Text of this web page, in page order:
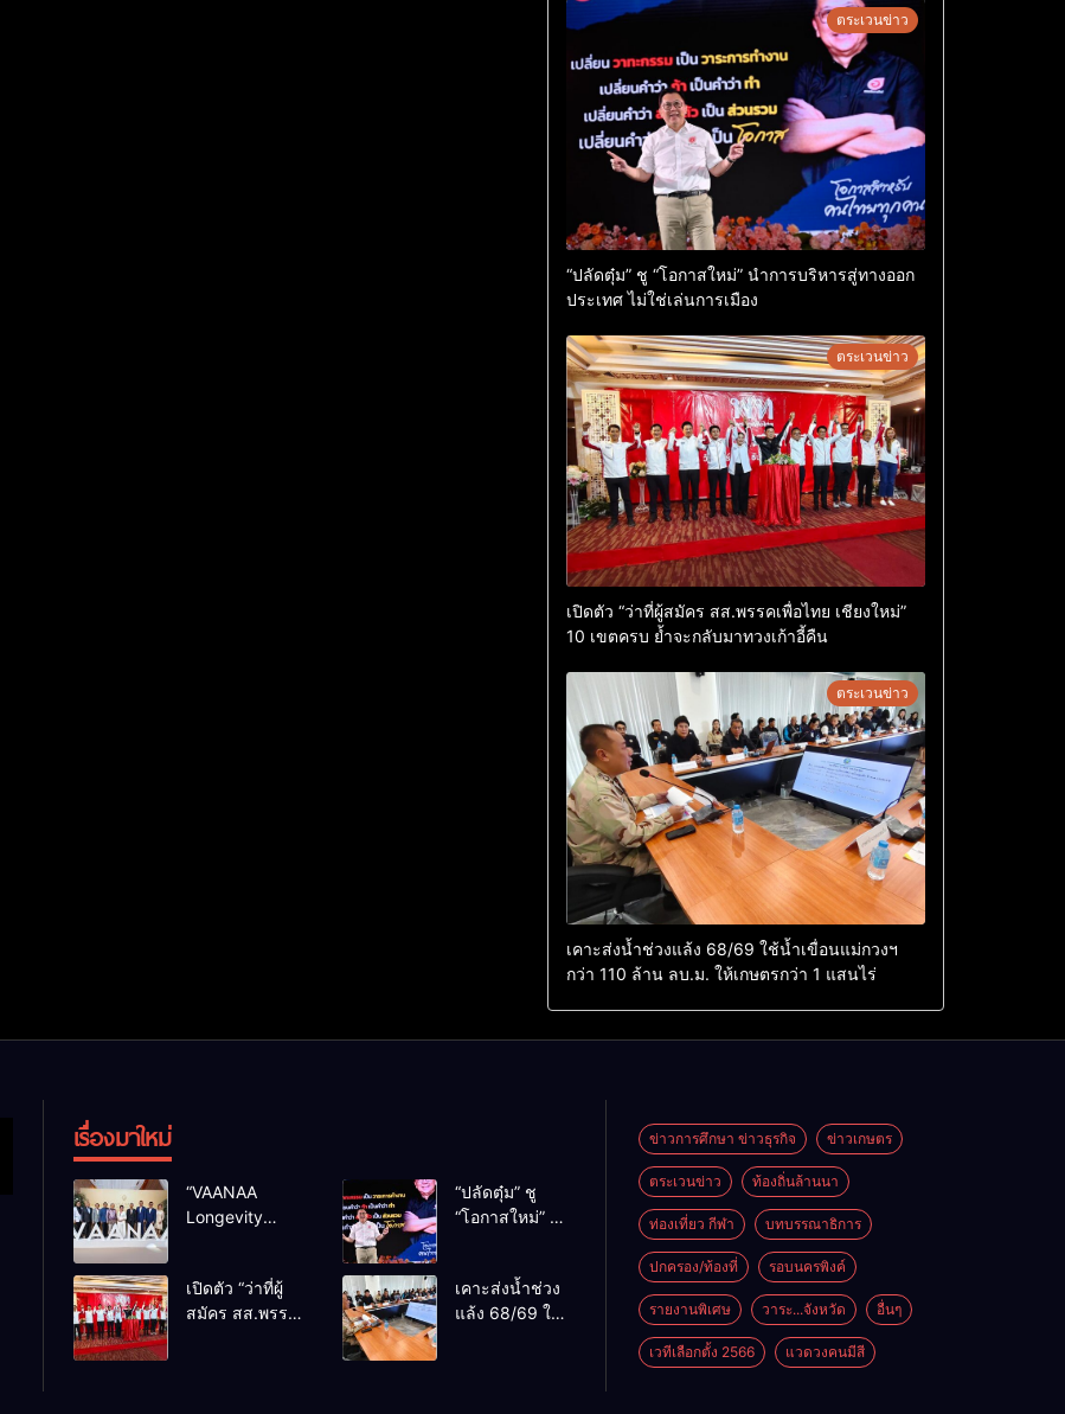
ตระเวนข่าว
“ปลัดตุ๋ม” ชู “โอกาสใหม่” นำการบริหารสู่ทางออก
ประเทศ ไม่ใช่เล่นการเมือง
ตระเวนข่าว
เปิดตัว “ว่าที่ผู้สมัคร สส.พรรคเพื่อไทย เชียงใหม่”
10 เขตครบ ย้ำจะกลับมาทวงเก้าอี้คืน
ตระเวนข่าว
เคาะส่งน้ำช่วงแล้ง 68/69 ใช้น้ำเขื่อนแม่กวงฯ
กว่า 110 ล้าน ลบ.ม. ให้เกษตรกว่า 1 แสนไร่
เรื่องมาใหม่
“VAANAA
Longevity
เอนต์ใหญ่สุดใน
อาเซียน
“ปลัดตุ๋ม” ชู
“โอกาสใหม่” นำ
ไม่ใช่เล่น
การเมือง
เปิดตัว “ว่าที่ผู้
สมัคร สส.พรรค
เคาะส่งน้ำช่วง
แล้ง 68/69 ใช้
ข่าวการศึกษา ข่าวธุรกิจ ข่าวเกษตร
ตระเวนข่าว ท้องถิ่นล้านนา
ท่องเที่ยว กีฬา บทบรรณาธิการ
ปกครอง/ท้องที่ รอบนครพิงค์
รายงานพิเศษ วาระ...จังหวัด อื่นๆ
เวทีเลือกตั้ง 2566 แวดวงคนมีสี